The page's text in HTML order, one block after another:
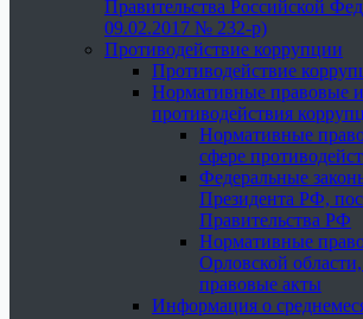
Правительства Российской
09.02.2017 № 232-р)
Противодействие коррупции
Противодействие
Нормативные правовые
противодействия
Нормативные
сфере
Федеральные
Президента РФ,
Правительства РФ
Нормативные
Орловской
правовые акты
Информация о